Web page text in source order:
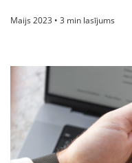
Maijs 2023 • 3 min lasījums